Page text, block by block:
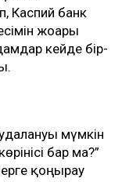
Каспий банк
жоғары
кейде бір-
мүмкін
бар ма?”
қоңырау